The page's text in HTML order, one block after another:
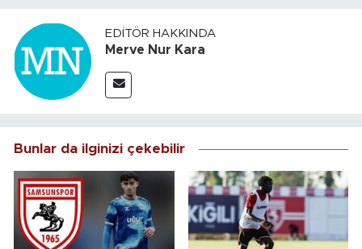
EDITÖR HAKKINDA
Merve Nur Kara
Bunlar da ilginizi çekebilir